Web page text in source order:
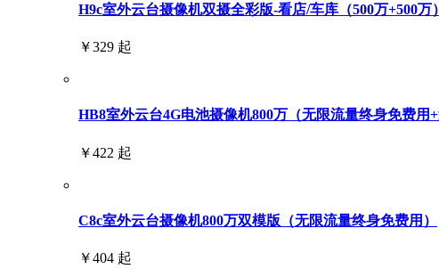
H9c室外云台摄像机双摄全彩版-看店/车库（500万+500万）
￥329 起
HB8室外云台4G电池摄像机800万（无限流量终身免费用+
￥422 起
C8c室外云台摄像机800万双模版（无限流量终身免费用）
￥404 起